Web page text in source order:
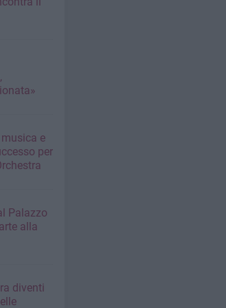
e
per
Palazzo
alla
diventi